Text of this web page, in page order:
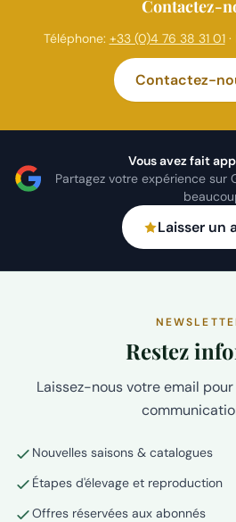
Contactez-
Téléphone: +33 (0)4 76 38 31 01·
Contactez-
Vous avez fait
Partagez votre expérience sur
Laisser un
Restez
Laissez-nous votre email
Nouvelles saisons & catalogues
Étapes d'élevage et reproduction
Offres réservées aux abonnés